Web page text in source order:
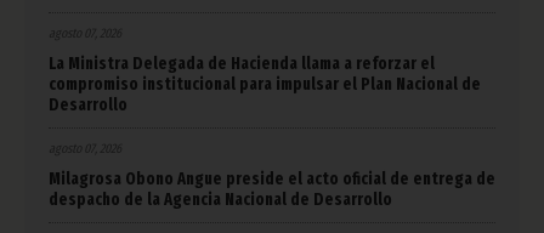
agosto 07, 2026
La Ministra Delegada de Hacienda llama a reforzar el
compromiso institucional para impulsar el Plan Nacional de
Desarrollo
agosto 07, 2026
Milagrosa Obono Angue preside el acto oficial de entrega de
despacho de la Agencia Nacional de Desarrollo